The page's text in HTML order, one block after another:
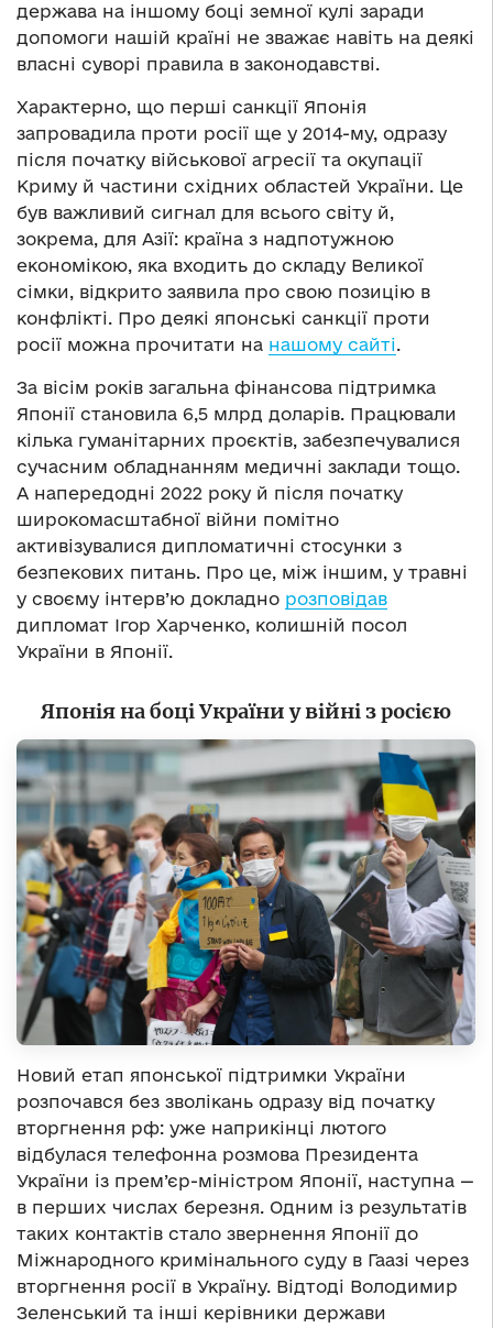
держава на іншому боці земної кулі заради
допомоги нашій країні не зважає навіть на деякі
власні суворі правила в законодавстві.
Характерно, що перші санкції Японія
запровадила проти росії ще у 2014-му, одразу
після початку військової агресії та окупації
Криму й частини східних областей України. Це
був важливий сигнал для всього світу й,
зокрема, для Азії: країна з надпотужною
економікою, яка входить до складу Великої
сімки, відкрито заявила про свою позицію в
конфлікті. Про деякі японські санкції проти
росії можна прочитати на нашому сайті.
За вісім років загальна фінансова підтримка
Японії становила 6,5 млрд доларів. Працювали
кілька гуманітарних проєктів, забезпечувалися
сучасним обладнанням медичні заклади тощо.
А напередодні 2022 року й після початку
широкомасштабної війни помітно
активізувалися дипломатичні стосунки з
безпекових питань. Про це, між іншим, у травні
у своєму інтерв’ю докладно розповідав
дипломат Ігор Харченко, колишній посол
України в Японії.
Японія на боці України у війні з росією
Новий етап японської підтримки України
розпочався без зволікань одразу від початку
вторгнення рф: уже наприкінці лютого
відбулася телефонна розмова Президента
України із прем’єр-міністром Японії, наступна —
в перших числах березня. Одним із результатів
таких контактів стало звернення Японії до
Міжнародного кримінального суду в Гаазі через
вторгнення росії в Україну. Відтоді Володимир
Зеленський та інші керівники держави